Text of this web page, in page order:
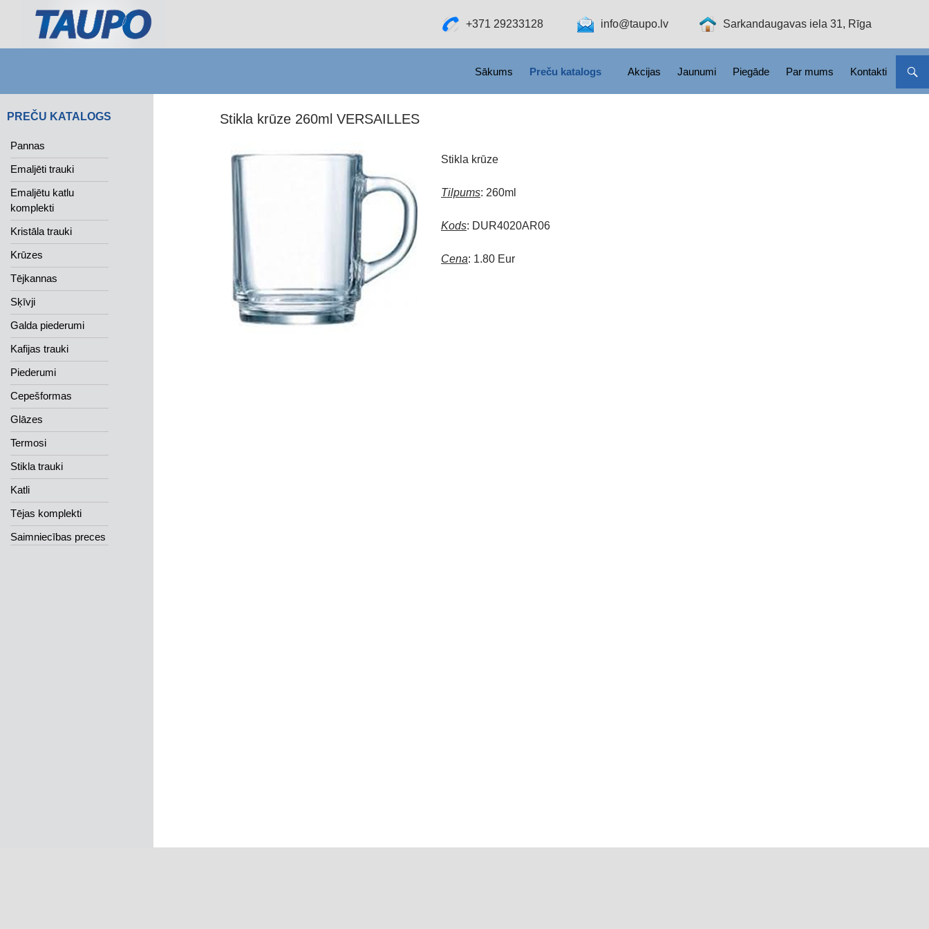
+371 29233128 info@taupo.lv Sarkandaugavas iela 31, Rīga
Sākums Preču katalogs Akcijas Jaunumi Piegāde Par mums Kontakti
Stikla krūze 260ml VERSAILLES
Stikla krūze
Tilpums: 260ml
Kods: DUR4020AR06
Cena: 1.80 Eur
PREČU KATALOGS
Pannas
Emaljēti trauki
Emaljētu katlu
komplekti
Kristāla trauki
Krūzes
Tējkannas
Sķīvji
Galda piederumi
Kafijas trauki
Piederumi
Cepešformas
Glāzes
Termosi
Stikla trauki
Katli
Tējas komplekti
Saimniecības preces